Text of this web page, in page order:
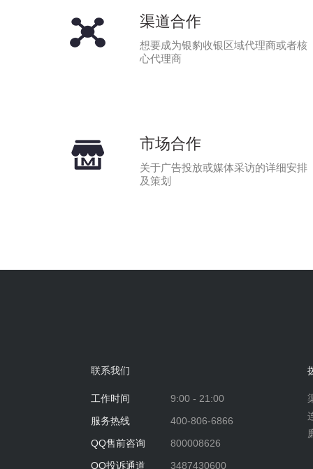
渠道合作
想要成为银豹收银区域代理商或者核
心代理商
市场合作
关于广告投放或媒体采访的详细安排
及策划
联系我们
工作时间
9:00 - 21:00
服务热线
400-806-6866
QQ售前咨询
800008626
QQ投诉通道
3487430600